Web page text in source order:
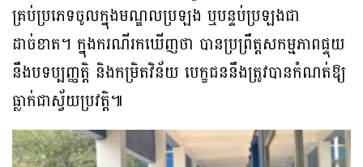
គ្រប់ប្រភេទចូលក្នុងមណ្ឌលប្រឡង ឬបន្ទប់ប្រឡងជា
ដាច់ខាត។ ក្នុងករណីរកឃើញថា បានប្រព្រឹត្តសកម្មភាពផ្ទុយ
នឹងបទប្បញ្ញត្តិ និងកម្រិតវិន័យ បេក្ខជននឹងត្រូវបានកំណត់ឱ្យ
ធ្លាក់ជាស្វ័យប្រវត្តិ៕